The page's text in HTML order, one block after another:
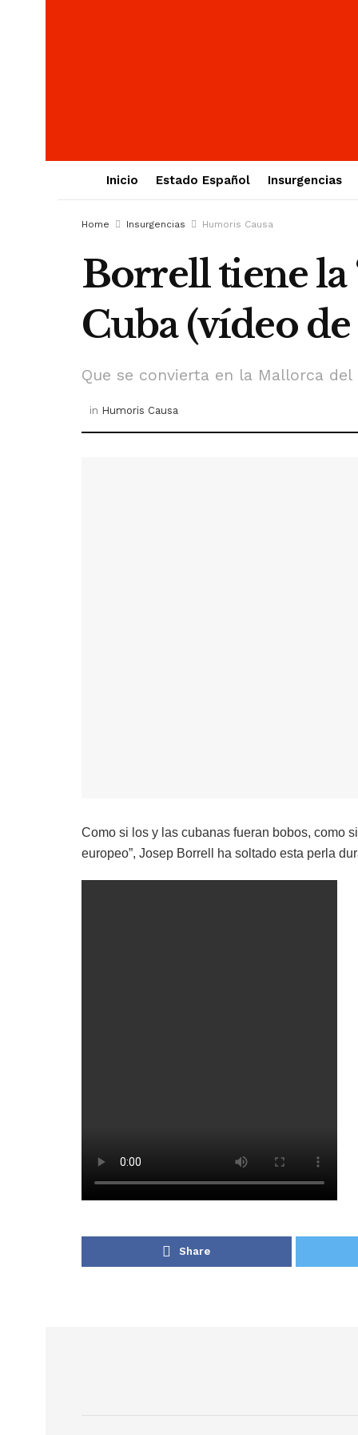
Inicio Estado Español Insurgencias
Home Insurgencias Humoris Causa
Borrell tiene la
Cuba (vídeo de
Que se convierta en la Mallorca del
in Humoris Causa
Como si los y las cubanas fueran bobos, como
europeo”, Josep Borrell ha soltado esta perla
Share